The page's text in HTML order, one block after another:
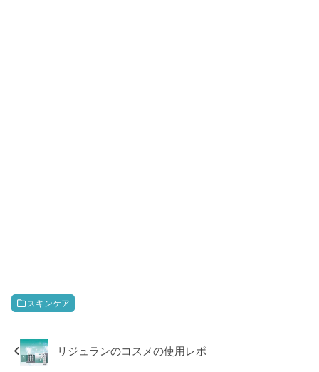
スキンケア
リジュランのコスメの使用レポ